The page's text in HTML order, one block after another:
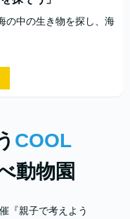
の中の生き物を探し、海
COOL
動物園
『親子で考えよう